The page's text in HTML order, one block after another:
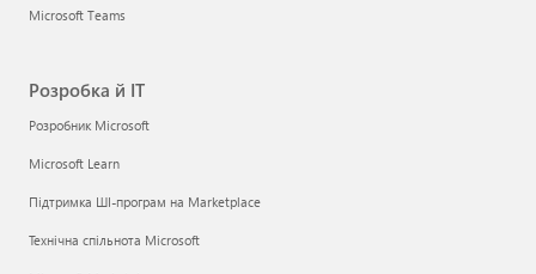
Microsoft Teams
Розробка й ІТ
Розробник Microsoft
Microsoft Learn
Підтримка ШІ-програм на Marketplace
Технічна спільнота Microsoft